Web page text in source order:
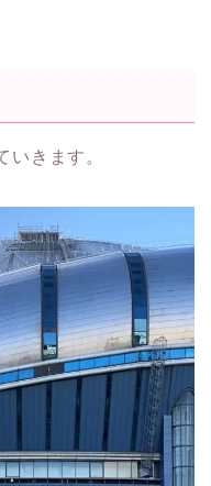
きます。